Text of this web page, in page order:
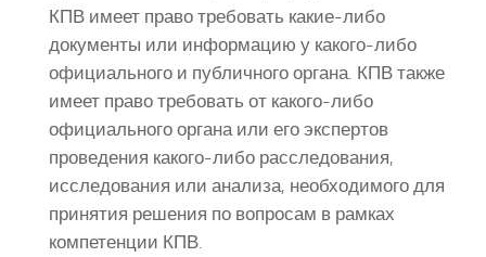
КПВ имеет право требовать какие-либо
документы или информацию у какого-либо
официального и публичного органа. КПВ также
имеет право требовать от какого-либо
официального органа или его экспертов
проведения какого-либо расследования,
исследования или анализа, необходимого для
принятия решения по вопросам в рамках
компетенции КПВ.